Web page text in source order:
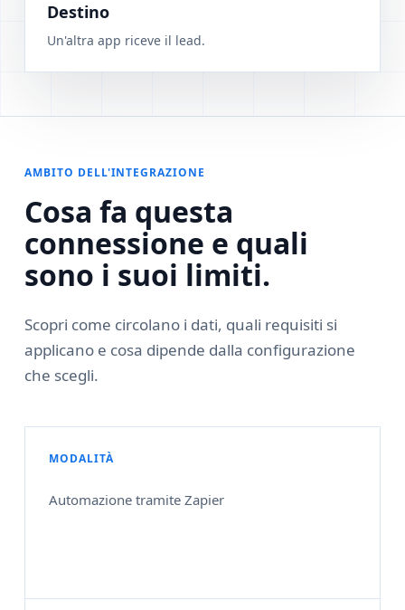
Destino
Un'altra app riceve il lead.
AMBITO DELL'INTEGRAZIONE
Cosa fa questa
connessione e quali
sono i suoi limiti.
Scopri come circolano i dati, quali requisiti si
applicano e cosa dipende dalla configurazione
che scegli.
MODALITÀ
Automazione tramite Zapier